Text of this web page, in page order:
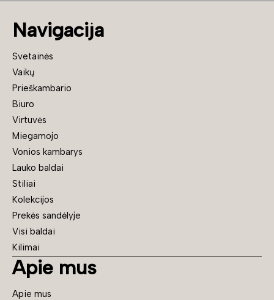
Navigacija
Svetainės
Vaikų
Prieškambario
Biuro
Virtuvės
Miegamojo
Vonios kambarys
Lauko baldai
Stiliai
Kolekcijos
Prekės sandėlyje
Visi baldai
Kilimai
Apie mus
Apie mus